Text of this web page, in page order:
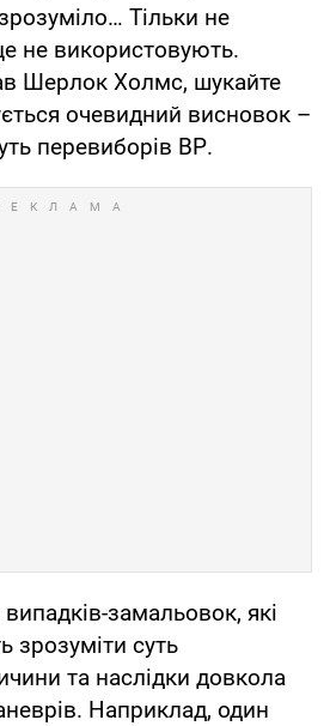
Тільки не
не використовують.
Шерлок Холмс, шукайте
очевидний висновок –
перевиборів ВР.
замальовок, які
зрозуміти суть
та наслідки довкола
Наприклад, один